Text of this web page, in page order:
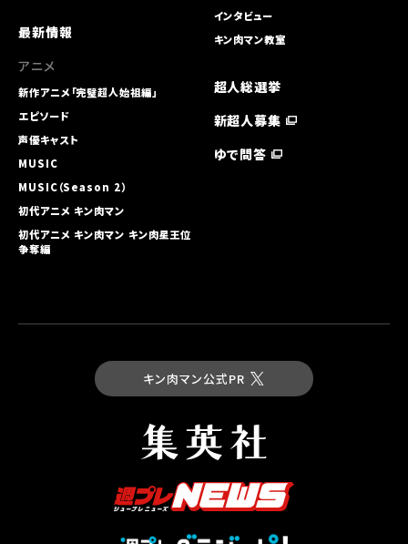
キン肉マン 第93巻
最新情報
アニメ
新作アニメ「完璧超人始祖編」
エピソード
声優キャスト
MUSIC
MUSIC（Season 2）
初代アニメ キン⾁マン
初代アニメ キン⾁マン キン⾁星王位
争奪編
インタビュー
キン肉マン教室
超人総選挙
新超人募集
ゆで問答
キン肉マン公式PR